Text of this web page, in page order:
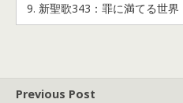
9. 新聖歌343：罪に満てる世界
Previous Post